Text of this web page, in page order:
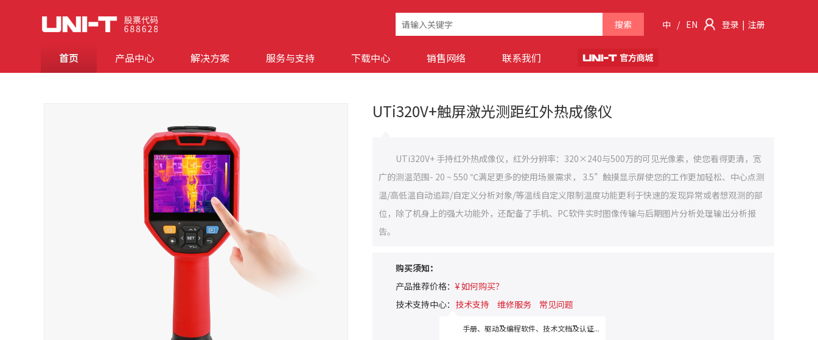
搜索 中 / EN 登录 | 注册
首页 产品中心 解决方案 服务与支持 下载中心 销售网络 联系我们
UTi320V+触屏激光测距红外热成像仪
UTi320V+ 手持红外热成像仪，红外分辨率：320×240与500万的可见光像素，使您看得更清，宽
广的测温范围- 20 ~ 550 ℃满足更多的使用场景需求， 3.5”触摸显示屏使您的工作更加轻松、中心点测
温/高低温自动追踪/自定义分析对象/等温线自定义限制温度功能更利于快速的发现异常或者想观测的部
位，除了机身上的强大功能外，还配备了手机、PC软件实时图像传输与后期图片分析处理输出分析报
告。
购买须知：
产品推荐价格： ¥ 如何购买？
技术支持中心： 技术支持 维修服务 常见问题
手册、驱动及编程软件、技术文档及认证...